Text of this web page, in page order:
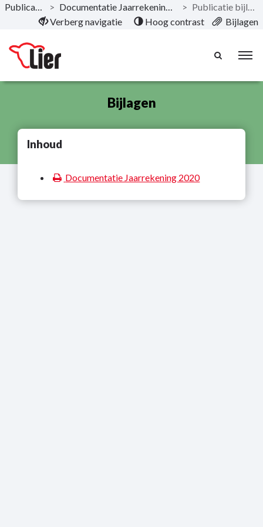
Naar hoofdinhoud
Publicaties > Documentatie Jaarrekening 2020 >
Publicatie bijlagen
Verberg navigatie
Hoog contrast Bijlagen
Bijlagen
Inhoud
Documentatie Jaarrekening 2020